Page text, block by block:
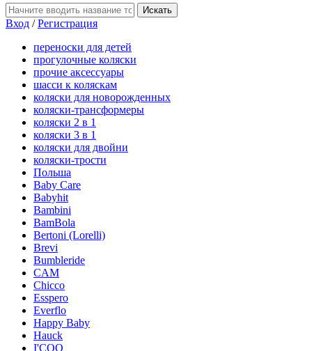
Вход /Регистрация
переноски для детей
прогулочные коляски
прочие аксессуары
шасси к коляскам
коляски для новорожденных
коляски-трансформеры
коляски 2 в 1
коляски 3 в 1
коляски для двойни
коляски-трости
Польша
Baby Care
Babyhit
Bambini
BamBola
Bertoni (Lorelli)
Brevi
Bumbleride
CAM
Chicco
Esspero
Everflo
Happy Baby
Hauck
I'COO